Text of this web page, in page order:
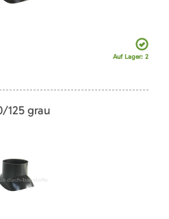
Auf Lager: 2
125 grau